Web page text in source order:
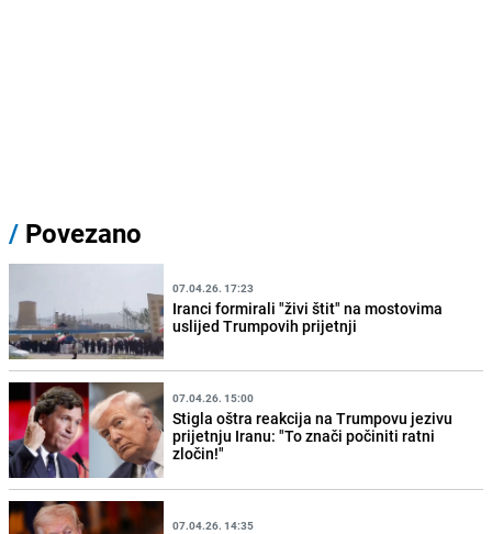
/ Povezano
07.04.26. 17:23
Iranci formirali "živi štit" na mostovima
uslijed Trumpovih prijetnji
07.04.26. 15:00
Stigla oštra reakcija na Trumpovu jezivu
prijetnju Iranu: "To znači počiniti ratni
zločin!"
07.04.26. 14:35